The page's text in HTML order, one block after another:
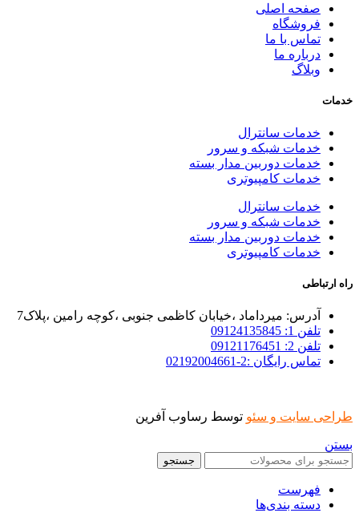
صفحه اصلی
فروشگاه
تماس با ما
درباره ما
وبلاگ
خدمات
خدمات سانترال
خدمات شبکه و سرور
خدمات دوربین مدار بسته
خدمات کامپیوتری
خدمات سانترال
خدمات شبکه و سرور
خدمات دوربین مدار بسته
خدمات کامپیوتری
راه ارتباطی
آدرس: میرداماد ،خیابان کاظمی جنوبی ،کوچه رامین ،پلاک7
تلفن 1: 09124135845
تلفن 2: 09121176451
تماس رایگان :2-02192004661
طراحی سایت و سئو توسط رساوب آفرین
بستن
جستجو
فهرست
دسته بندی‌ها